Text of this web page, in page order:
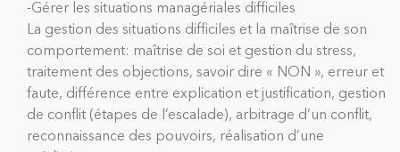
-Gérer les situations managériales difficiles
La gestion des situations difficiles et la maîtrise de son
comportement: maîtrise de soi et gestion du stress,
traitement des objections, savoir dire « NON », erreur et
faute, différence entre explication et justification, gestion
de conflit (étapes de l’escalade), arbitrage d’un conflit,
reconnaissance des pouvoirs, réalisation d’une